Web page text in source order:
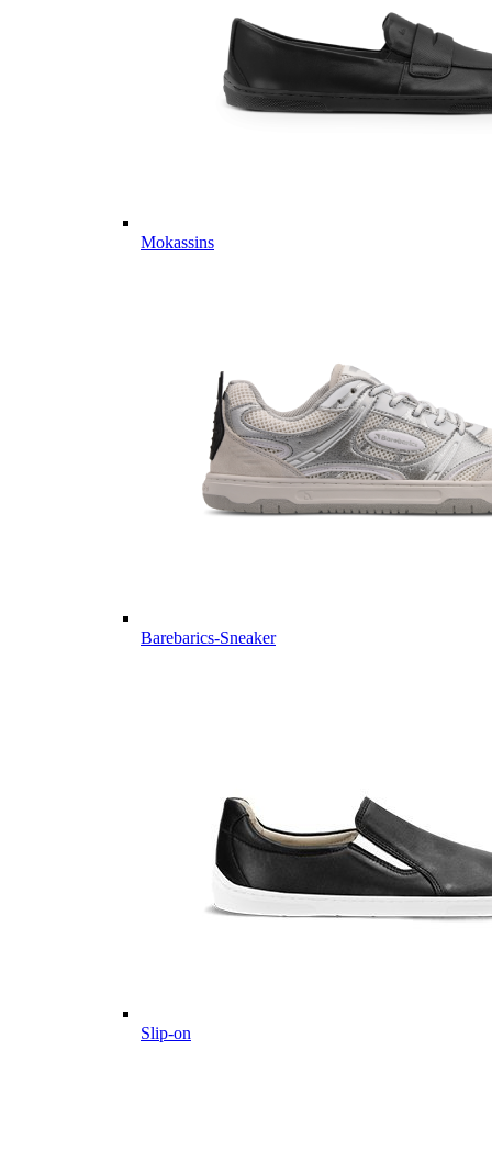
Mokassins
Barebarics-Sneaker
Slip-on